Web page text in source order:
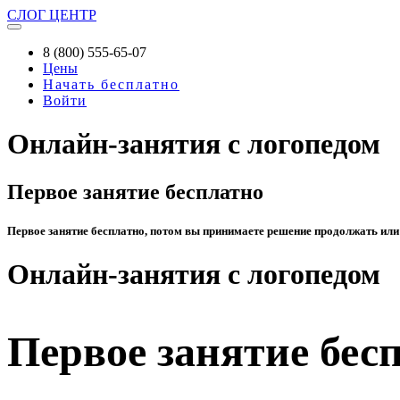
СЛОГ ЦЕНТР
8 (800) 555-65-07
Цены
Начать бесплатно
Войти
Онлайн-занятия с логопедом
Первое занятие бесплатно
Первое занятие бесплатно, потом вы принимаете решение продолжать или
Онлайн-занятия с логопедом
Первое занятие